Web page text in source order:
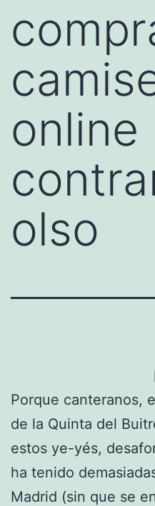
online
olso
Porque canteranos,
de la Quinta del
estos ye-yés,
ha tenido
Madrid (sin que se